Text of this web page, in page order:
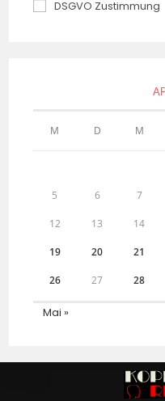
DSGVO Zustimmung
M D M
5 6 7
12 13 14
19 20 21
26 27 28
Mai »